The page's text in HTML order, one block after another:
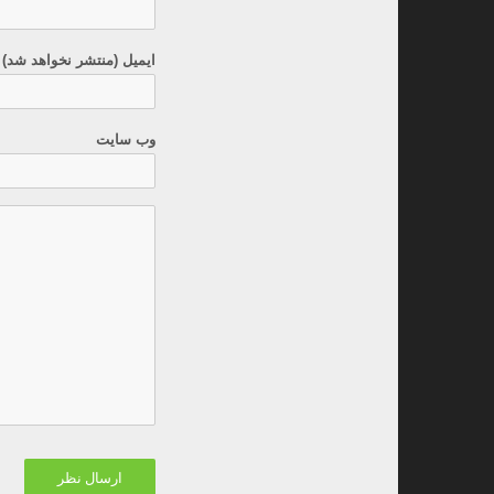
ایمیل (منتشر نخواهد
وب سایت